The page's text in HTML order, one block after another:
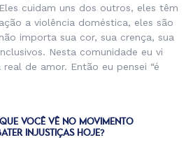
cuidam uns dos outros, eles têm
a violência doméstica, eles são
importa sua cor, sua crença, sua
Nesta comunidade eu vi
real de amor. Então eu pensei “é
VOCÊ VÊ NO MOVIMENTO
INJUSTIÇAS HOJE?